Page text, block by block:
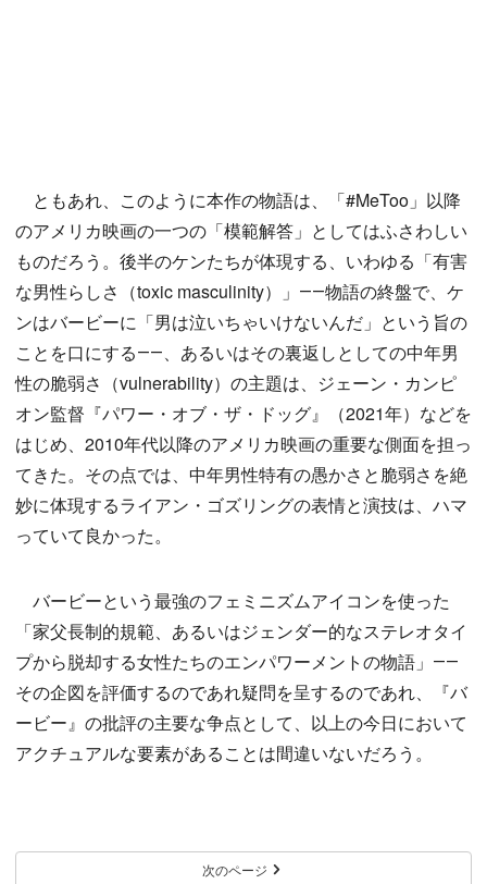
ともあれ、このように本作の物語は、「#MeToo」以降
のアメリカ映画の一つの「模範解答」としてはふさわしい
ものだろう。後半のケンたちが体現する、いわゆる「有害
な男性らしさ（toxic masculinity）」――物語の終盤で、ケ
ンはバービーに「男は泣いちゃいけないんだ」という旨の
ことを口にする――、あるいはその裏返しとしての中年男
性の脆弱さ（vulnerability）の主題は、ジェーン・カンピ
オン監督『パワー・オブ・ザ・ドッグ』（2021年）などを
はじめ、2010年代以降のアメリカ映画の重要な側面を担っ
てきた。その点では、中年男性特有の愚かさと脆弱さを絶
妙に体現するライアン・ゴズリングの表情と演技は、ハマ
っていて良かった。
バービーという最強のフェミニズムアイコンを使った
「家父長制的規範、あるいはジェンダー的なステレオタイ
プから脱却する女性たちのエンパワーメントの物語」――
その企図を評価するのであれ疑問を呈するのであれ、『バ
ービー』の批評の主要な争点として、以上の今日において
アクチュアルな要素があることは間違いないだろう。
次のページ